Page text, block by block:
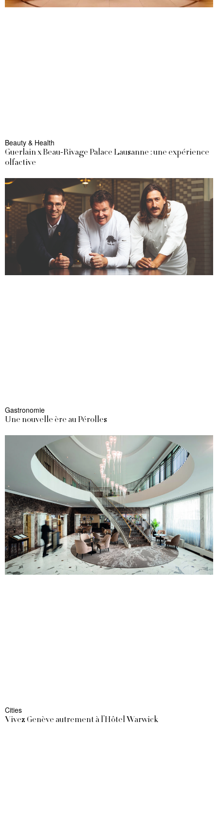
Beauty & Health
Guerlain x Beau-Rivage Palace Lausanne : une expérience
olfactive
Gastronomie
Une nouvelle ère au Pérolles
Cities
Vivez Genève autrement à l’Hôtel Warwick